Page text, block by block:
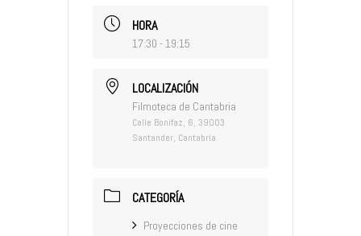
HORA
17:30 - 19:15
LOCALIZACIÓN
Filmoteca de Cantabria
Calle Bonifaz, 6, 39003
Santander, Cantabria
CATEGORÍA
Proyecciones de cine